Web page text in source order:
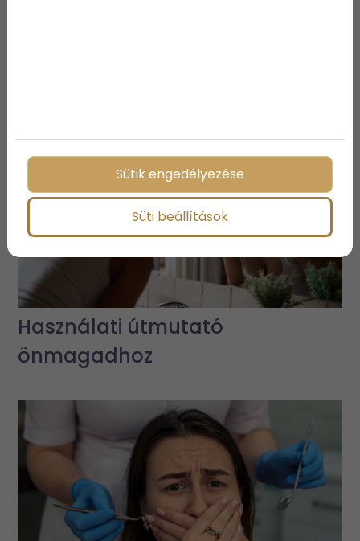
Használati útmutató
önmagadhoz
Sütik engedélyezése
Süti beállítások